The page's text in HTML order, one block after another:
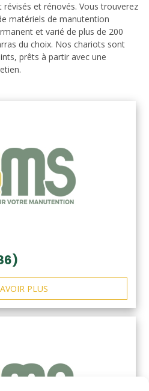
révisés et rénovés. Vous trouverez
matériels de manutention
et varié de plus de 200
du choix. Nos chariots sont
prêts à partir avec une
PLUS